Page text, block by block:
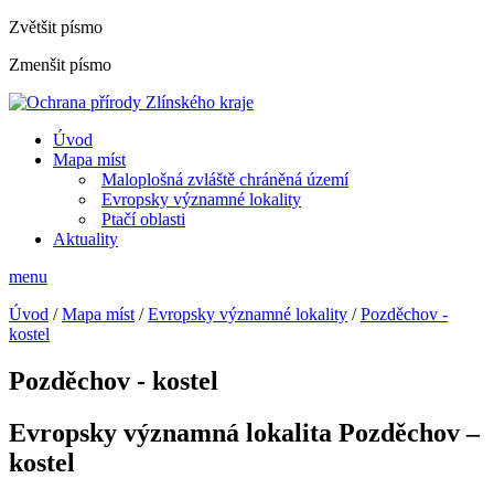
Zvětšit písmo
Zmenšit písmo
Úvod
Mapa míst
Maloplošná zvláště chráněná území
Evropsky významné lokality
Ptačí oblasti
Aktuality
menu
Úvod /Mapa míst /Evropsky významné lokality /Pozděchov -
kostel
Pozděchov - kostel
Evropsky významná lokalita Pozděchov –
kostel